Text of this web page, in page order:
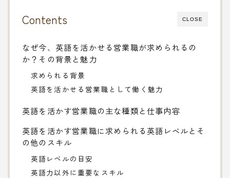
CLOSE
Contents
なぜ今、英語を活かせる営業職が求められるの
か？その背景と魅力
求められる背景
英語を活かせる営業職として働く魅力
英語を活かす営業職の主な種類と仕事内容
英語を活かす営業職に求められる英語レベルとそ
の他のスキル
英語レベルの目安
英語力以外に重要なスキル